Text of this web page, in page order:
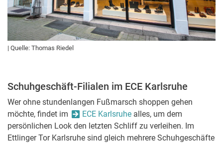
| Quelle: Thomas Riedel
Schuhgeschäft-Filialen im ECE Karlsruhe
Wer ohne stundenlangen Fußmarsch shoppen gehen
möchte, findet im
ECE Karlsruhe alles, um dem
persönlichen Look den letzten Schliff zu verleihen. Im
Ettlinger Tor Karlsruhe sind gleich mehrere Schuhgeschäfte